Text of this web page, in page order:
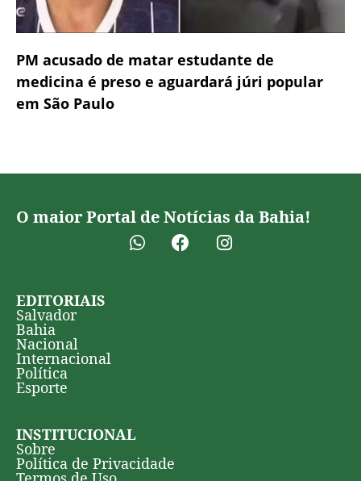
PM acusado de matar estudante de
medicina é preso e aguardará júri popular
em São Paulo
O maior Portal de Notícias da Bahia!
EDITORIAIS
Salvador
Bahia
Nacional
Internacional
Política
Esporte
INSTITUCIONAL
Sobre
Política de Privacidade